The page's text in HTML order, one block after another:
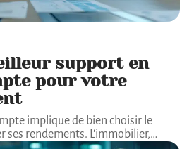
support en
pour votre
implique de bien choisir le
rendements. L'immobilier,…